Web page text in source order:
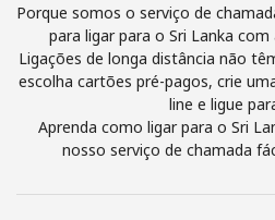
Olá!
Porque somos o serviço de
para ligar para o Sri Lanka
Ligações de longa distância não
escolha cartões pré-pagos, crie
line e ligue
Aprenda como ligar para o Sri
nosso serviço de chamada